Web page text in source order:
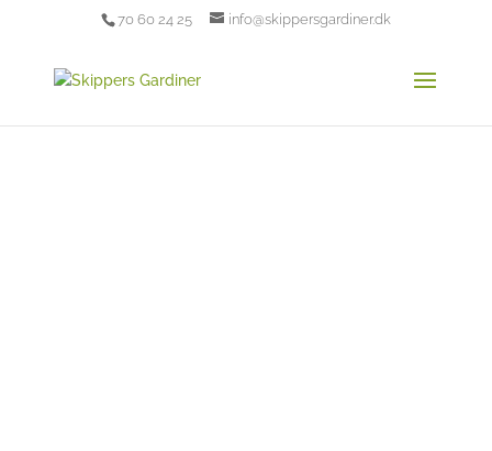
70 60 24 25 info@skippersgardiner.dk